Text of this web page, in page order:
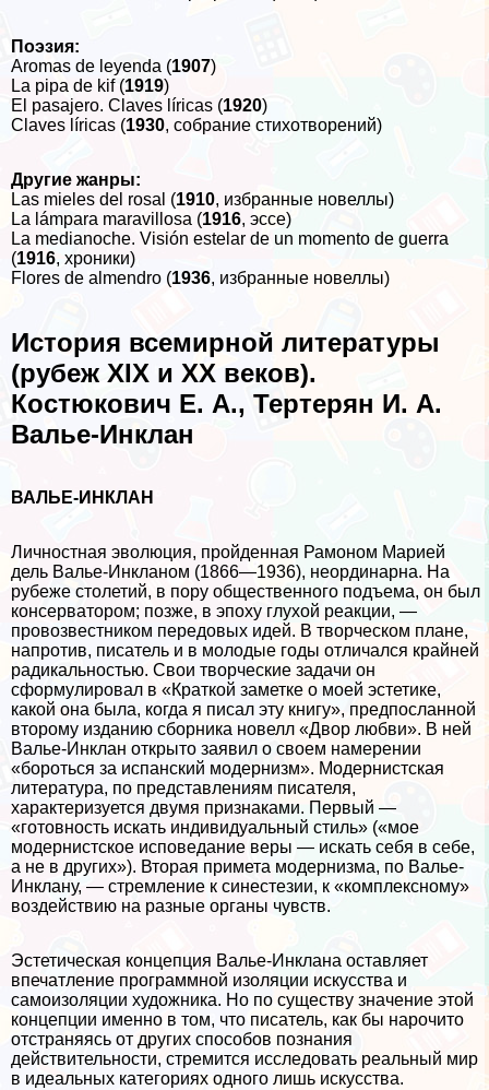
Поэзия:
Aromas de leyenda (1907)
La pipa de kif (1919)
El pasajero. Claves líricas (1920)
Claves líricas (1930, собрание стихотворений)
Другие жанры:
Las mieles del rosal (1910, избранные новеллы)
La lámpara maravillosa (1916, эссе)
La medianoche. Visión estelar de un momento de guerra
(1916, хроники)
Flores de almendro (1936, избранные новеллы)
История всемирной литературы
(рубеж XIX и ХХ веков).
Костюкович Е. А., Тертерян И. А.
Валье-Инклан
ВАЛЬЕ-ИНКЛАН
Личностная эволюция, пройденная Рамоном Марией
дель Валье-Инкланом (1866—1936), неординарна. На
рубеже столетий, в пору общественного подъема, он был
консерватором; позже, в эпоху глухой реакции, —
провозвестником передовых идей. В творческом плане,
напротив, писатель и в молодые годы отличался крайней
радикальностью. Свои творческие задачи он
сформулировал в «Краткой заметке о моей эстетике,
какой она была, когда я писал эту книгу», предпосланной
второму изданию сборника новелл «Двор любви». В ней
Валье-Инклан открыто заявил о своем намерении
«бороться за испанский модернизм». Модернистская
литература, по представлениям писателя,
хаpaктеризуется двумя признаками. Первый —
«готовность искать индивидуальный стиль» («мое
модернистское исповедание веры — искать себя в себе,
а не в других»). Вторая примета модернизма, по Валье-
Инклану, — стремление к синестезии, к «комплексному»
воздействию на разные органы чувств.
Эстетическая концепция Валье-Инклана оставляет
впечатление программной изоляции искусства и
самоизоляции художника. Но по существу значение этой
концепции именно в том, что писатель, как бы нарочито
отстраняясь от других способов познания
действительности, стремится исследовать реальный мир
в идеальных категориях одного лишь искусства.